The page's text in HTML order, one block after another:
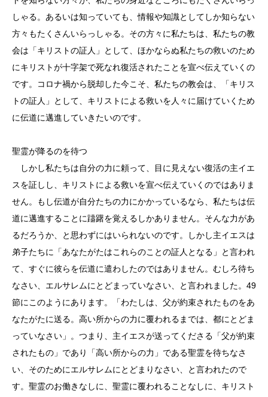
しゃる。あるいは知っていても、情報や知識としてしか知らない
方々もたくさんいらっしゃる。その方々に私たちは、私たちの教
会は「キリストの証人」として、ほかならぬ私たちの救いのため
にキリストが十字架で死なれ復活されたことを宣べ伝えていくの
です。コロナ禍から脱却した今こそ、私たちの教会は、「キリス
トの証人」として、キリストによる救いを人々に届けていくため
に伝道に邁進していきたいのです。
聖霊が降るのを待つ
しかし私たちは自分の力に頼って、目に見えない復活の主イエ
スを証しし、キリストによる救いを宣べ伝えていくのではありま
せん。もし伝道が自分たちの力にかかっているなら、私たちは伝
道に邁進することに躊躇を覚えるしかありません。そんな力があ
るだろうか、と思わずにはいられないのです。しかし主イエスは
弟子たちに「あなたがたはこれらのことの証人となる」と言われ
て、すぐに彼らを伝道に遣わしたのではありません。むしろ待ち
なさい、エルサレムにとどまっていなさい、と言われました。49
節にこのようにあります。「わたしは、父が約束されたものをあ
なたがたに送る。高い所からの力に覆われるまでは、都にとどま
っていなさい」。つまり、主イエスが送ってくださる「父が約束
されたもの」であり「高い所からの力」である聖霊を待ちなさ
い、そのためにエルサレムにとどまりなさい、と言われたので
す。聖霊のお働きなしに、聖霊に覆われることなしに、キリスト